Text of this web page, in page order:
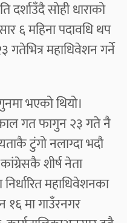
दर्शाउँदै सोही धाराको
६ महिना पदावधि थप
महाधिवेशन गर्ने
भएको थियो।
गत फागुन २३ गते नै
टुंगो नलाग्दा भदौ
शीर्ष नेता
महाधिवेशनका
१६ मा गाउँरनगर